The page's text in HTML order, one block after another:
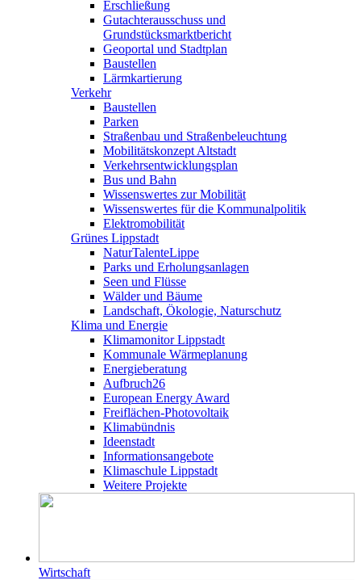
Erschließung
Gutachterausschuss und
Grundstücksmarktbericht
Geoportal und Stadtplan
Baustellen
Lärmkartierung
Verkehr
Baustellen
Parken
Straßenbau und Straßenbeleuchtung
Mobilitätskonzept Altstadt
Verkehrsentwicklungsplan
Bus und Bahn
Wissenswertes zur Mobilität
Wissenswertes für die Kommunalpolitik
Elektromobilität
Grünes Lippstadt
NaturTalenteLippe
Parks und Erholungsanlagen
Seen und Flüsse
Wälder und Bäume
Landschaft, Ökologie, Naturschutz
Klima und Energie
Klimamonitor Lippstadt
Kommunale Wärmeplanung
Energieberatung
Aufbruch26
European Energy Award
Freiflächen-Photovoltaik
Klimabündnis
Ideenstadt
Informationsangebote
Klimaschule Lippstadt
Weitere Projekte
Wirtschaft